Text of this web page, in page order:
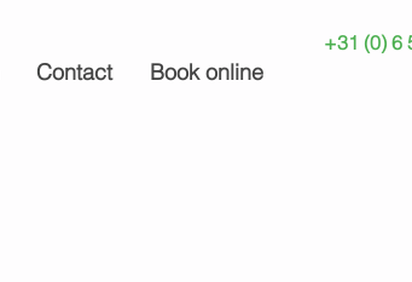
Contact Book online
+31 (0) 6